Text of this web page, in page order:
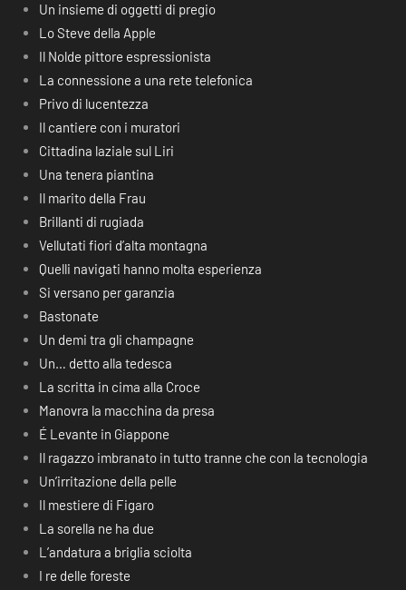
Un insieme di oggetti di pregio
Lo Steve della Apple
Il Nolde pittore espressionista
La connessione a una rete telefonica
Privo di lucentezza
Il cantiere con i muratori
Cittadina laziale sul Liri
Una tenera piantina
Il marito della Frau
Brillanti di rugiada
Vellutati fiori d’alta montagna
Quelli navigati hanno molta esperienza
Si versano per garanzia
Bastonate
Un demi tra gli champagne
Un… detto alla tedesca
La scritta in cima alla Croce
Manovra la macchina da presa
É Levante in Giappone
Il ragazzo imbranato in tutto tranne che con la tecnologia
Un’irritazione della pelle
Il mestiere di Figaro
La sorella ne ha due
L’andatura a briglia sciolta
I re delle foreste